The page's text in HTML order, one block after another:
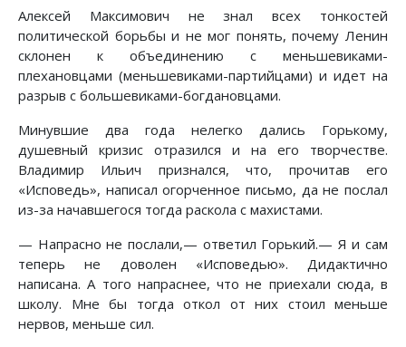
Алексей Максимович не знал всех тонкостей
политической борьбы и не мог понять, почему Ленин
склонен к объединению с меньшевиками-
плехановцами (меньшевиками-партийцами) и идет на
разрыв с большевиками-богдановцами.
Минувшие два года нелегко дались Горькому,
душевный кризис отразился и на его творчестве.
Владимир Ильич признался, что, прочитав его
«Исповедь», написал огорченное письмо, да не послал
из-за начавшегося тогда раскола с махистами.
— Напрасно не послали,— ответил Горький.— Я и сам
теперь не доволен «Исповедью». Дидактично
написана. А того напраснее, что не приехали сюда, в
школу. Мне бы тогда откол от них стоил меньше
нервов, меньше сил.